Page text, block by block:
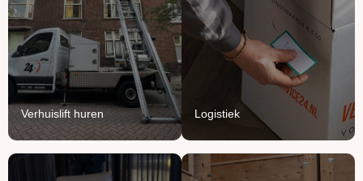
Verhuislift huren
Breng je verhuizing naar
grote hoogte met onze
verhuisliften.
Lees Meer
Logistiek
We vullen onze vrachten
aan met jouw meubels en
producten.